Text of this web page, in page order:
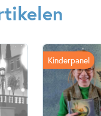
Kinderpanel